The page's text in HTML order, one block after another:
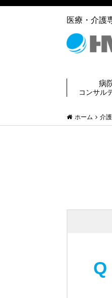
医療・介護
病
コンサル
ホーム 介